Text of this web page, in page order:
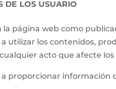
DE LOS USUARIO
página web como
utilizar los contenidos,
acto que afecte
proporcionar información